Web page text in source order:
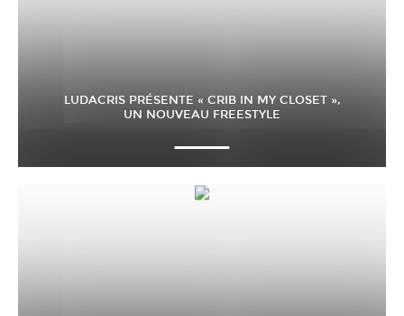
LUDACRIS PRÉSENTE « CRIB IN MY CLOSET »,
UN NOUVEAU FREESTYLE